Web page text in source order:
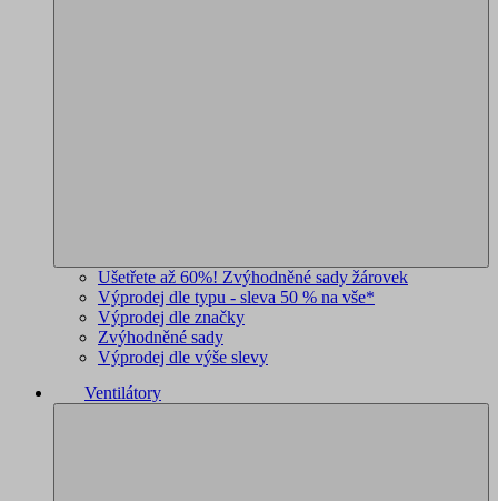
Ušetřete až 60%! Zvýhodněné sady žárovek
Výprodej dle typu - sleva 50 % na vše*
Výprodej dle značky
Zvýhodněné sady
Výprodej dle výše slevy
Ventilátory